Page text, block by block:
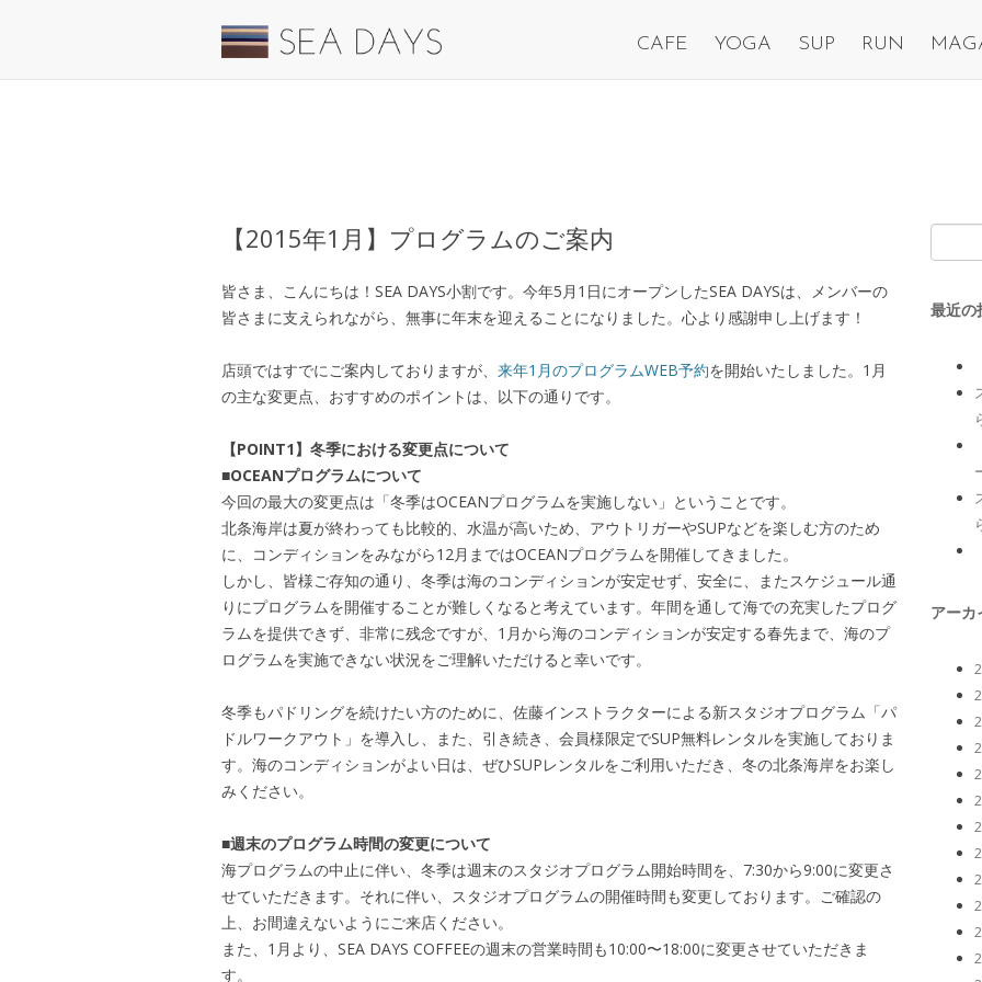
CAFE YOGA SUP RUN
【2015年1月】プログラムのご案内
皆さま、こんにちは！SEA DAYS小割です。今年5月1日にオープンしたSEA DAYSは、メンバーの
皆さまに支えられながら、無事に年末を迎えることになりました。心より感謝申し上げます！
店頭ではすでにご案内しておりますが、 来年1月のプログラムWEB予約を開始いたしました。1月
の主な変更点、おすすめのポイントは、以下の通りです。
【POINT1】冬季における変更点について
■OCEANプログラムについて
今回の最大の変更点は「冬季はOCEANプログラムを実施しない」ということです。
北条海岸は夏が終わっても比較的、水温が高いため、アウトリガーやSUPなどを楽しむ方のため
に、コンディションをみながら12月まではOCEANプログラムを開催してきました。
しかし、皆様ご存知の通り、冬季は海のコンディションが安定せず、安全に、またスケジュール通
りにプログラムを開催することが難しくなると考えています。年間を通して海での充実したプログ
ラムを提供できず、非常に残念ですが、1月から海のコンディションが安定する春先まで、海のプ
ログラムを実施できない状況をご理解いただけると幸いです。
冬季もパドリングを続けたい方のために、佐藤インストラクターによる新スタジオプログラム「パ
ドルワークアウト」を導入し、また、引き続き、会員様限定でSUP無料レンタルを実施しておりま
す。海のコンディションがよい日は、ぜひSUPレンタルをご利用いただき、冬の北条海岸をお楽し
みください。
■週末のプログラム時間の変更について
海プログラムの中止に伴い、冬季は週末のスタジオプログラム開始時間を、7:30から9:00に変更さ
せていただきます。それに伴い、スタジオプログラムの開催時間も変更しております。ご確認の
上、お間違えないようにご来店ください。
また、1月より、SEA DAYS COFFEEの週末の営業時間も10:00〜18:00に変更させていただきま
す。
最近の
アーカ